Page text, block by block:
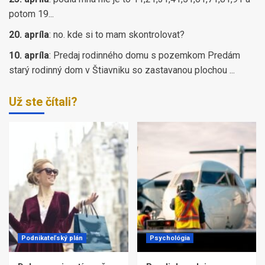
potom 19...
20. apríla: no. kde si to mam skontrolovat?
10. apríla: Predaj rodinného domu s pozemkom Predám
starý rodinný dom v Štiavniku so zastavanou plochou ...
Už ste čítali?
Podnikateľský plán Psychológia